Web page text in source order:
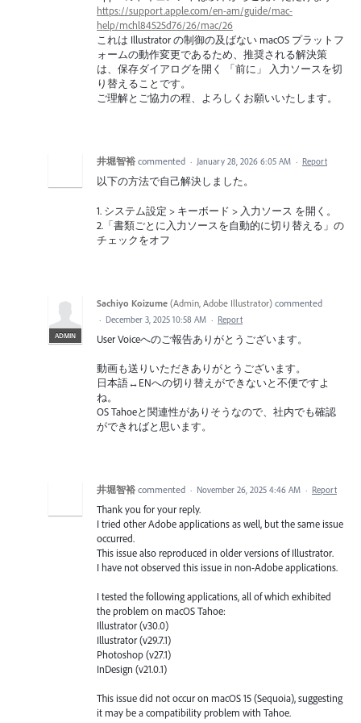
https://support.apple.com/en-am/guide/mac-
help/mchl84525d76/26/mac/26
これは Illustrator の制御の及ばない macOS プラットフ
ォームの動作変更であるため、推奨される解決策
は、保存ダイアログを開く 「前に」 入力ソースを切
り替えることです。
ご理解とご協力の程、よろしくお願いいたします。
井堀智裕 commented · January 28, 2026 6:05 AM · Report
以下の方法で自己解決しました。
1. システム設定 > キーボード > 入力ソース を開く。
2.「書類ごとに入力ソースを自動的に切り替える」の
チェックをオフ
ADMIN
Sachiyo Koizume (Admin, Adobe Illustrator) commented
· December 3, 2025 10:58 AM · Report
User Voiceへのご報告ありがとうございます。
動画も送りいただきありがとうございます。
日本語↔ENへの切り替えができないと不便ですよ
ね。
OS Tahoeと関連性がありそうなので、社内でも確認
ができればと思います。
井堀智裕 commented · November 26, 2025 4:46 AM · Report
Thank you for your reply.
I tried other Adobe applications as well, but the same issue
occurred.
This issue also reproduced in older versions of Illustrator.
I have not observed this issue in non-Adobe applications.
I tested the following applications, all of which exhibited
the problem on macOS Tahoe:
Illustrator (v30.0)
Illustrator (v29.7.1)
Photoshop (v27.1)
InDesign (v21.0.1)
This issue did not occur on macOS 15 (Sequoia), suggesting
it may be a compatibility problem with Tahoe.